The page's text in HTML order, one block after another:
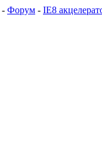
- Форум - IE8